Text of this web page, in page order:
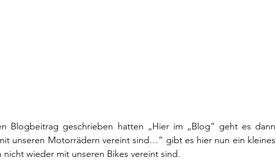
Blogbeitrag geschrieben hatten „Hier im „Blog“ geht es dann
unseren Motorrädern vereint sind…“ gibt es hier nun ein kleines
wieder mit unseren Bikes vereint sind.